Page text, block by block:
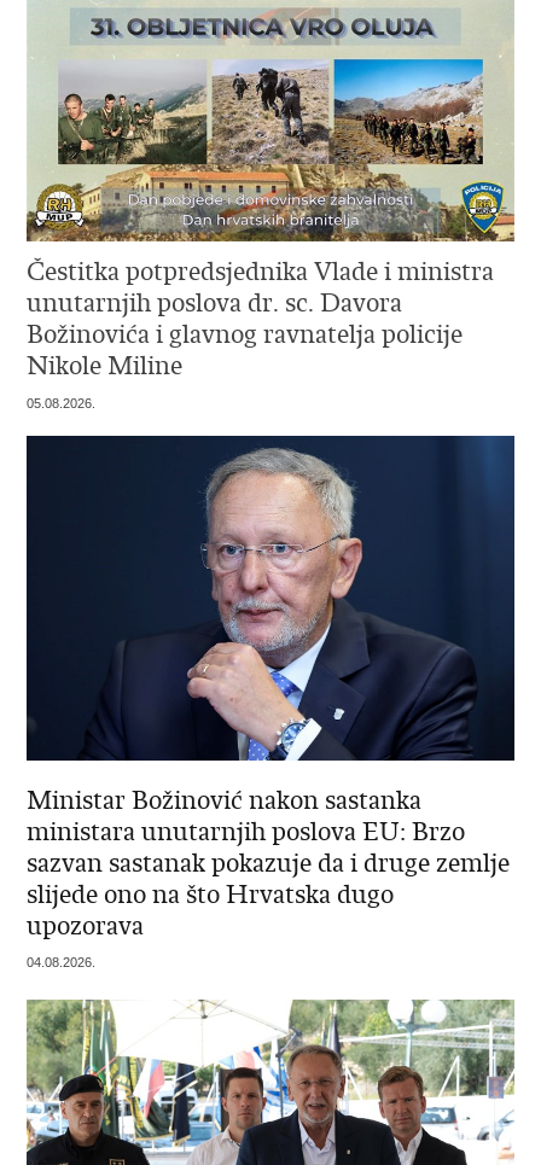
Čestitka potpredsjednika Vlade i ministra
unutarnjih poslova dr. sc. Davora
Božinovića i glavnog ravnatelja policije
Nikole Miline
05.08.2026.
Ministar Božinović nakon sastanka
ministara unutarnjih poslova EU: Brzo
sazvan sastanak pokazuje da i druge zemlje
slijede ono na što Hrvatska dugo
upozorava
04.08.2026.